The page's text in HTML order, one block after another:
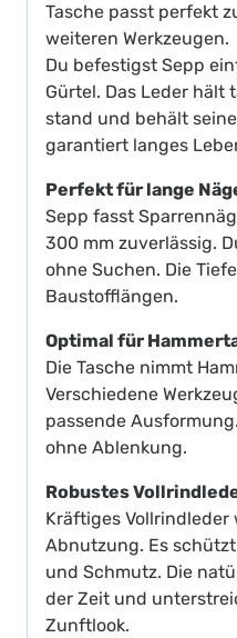
Tasche passt perfekt
weiteren Werkzeugen.
Du befestigst Sepp
Gürtel. Das Leder
stand und behält
garantiert langes
Perfekt für lange
Sepp fasst
300 mm zuverlässig.
ohne Suchen. Die
Baustofflängen.
Optimal für
Die Tasche nimmt
Verschiedene
passende
ohne Ablenkung.
Robustes
Kräftiges
Abnutzung. Es
und Schmutz. Die
der Zeit und
Zunftlook.